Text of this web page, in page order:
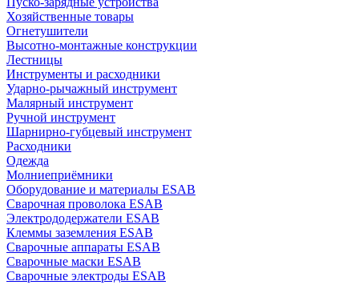
Хозяйственные товары
Огнетушители
Высотно-монтажные конструкции
Лестницы
Инструменты и расходники
Ударно-рычажный инструмент
Малярный инструмент
Ручной инструмент
Шарнирно-губцевый инструмент
Расходники
Одежда
Молниеприёмники
Оборудование и материалы ESAB
Сварочная проволока ESAB
Электрододержатели ESAB
Клеммы заземления ESAB
Сварочные аппараты ESAB
Сварочные маски ESAB
Сварочные электроды ESAB